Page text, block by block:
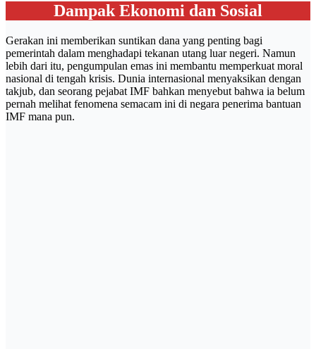
Dampak Ekonomi dan Sosial
Gerakan ini memberikan suntikan dana yang penting bagi
pemerintah dalam menghadapi tekanan utang luar negeri. Namun
lebih dari itu, pengumpulan emas ini membantu memperkuat moral
nasional di tengah krisis. Dunia internasional menyaksikan dengan
takjub, dan seorang pejabat IMF bahkan menyebut bahwa ia belum
pernah melihat fenomena semacam ini di negara penerima bantuan
IMF mana pun.